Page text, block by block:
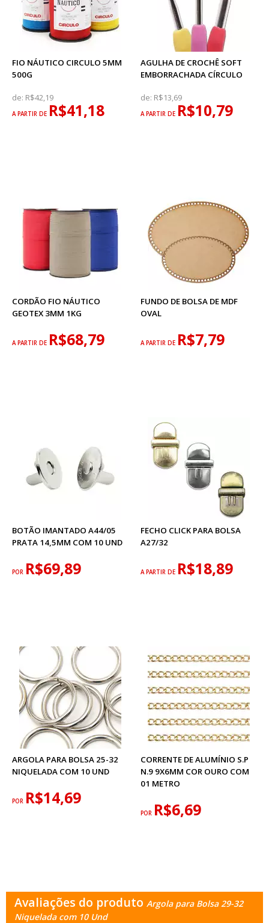
FIO NÁUTICO CIRCULO 5MM
500G
de: R$42,19
A PARTIR DE R$41,18
AGULHA DE CROCHÊ SOFT
EMBORRACHADA CÍRCULO
de: R$13,69
A PARTIR DE R$10,79
CORDÃO FIO NÁUTICO
GEOTEX 3MM 1KG
A PARTIR DE R$68,79
FUNDO DE BOLSA DE MDF
OVAL
A PARTIR DE R$7,79
BOTÃO IMANTADO A44/05
PRATA 14,5MM COM 10 UND
POR R$69,89
FECHO CLICK PARA BOLSA
A27/32
A PARTIR DE R$18,89
ARGOLA PARA BOLSA 25-32
NIQUELADA COM 10 UND
POR R$14,69
CORRENTE DE ALUMÍNIO S.P
N.9 9X6MM COR OURO COM
01 METRO
POR R$6,69
Avaliações do produto Argola para Bolsa 29-32
Niquelada com 10 Und